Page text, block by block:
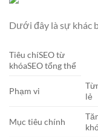
Dưới đây là sự khác
Tiêu chíSEO từ
khóaSEO tổng thể
Phạm vi
lẻ
Mục tiêu chính